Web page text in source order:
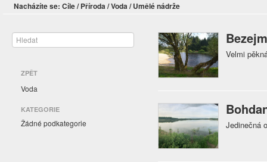
Nacházíte se: Cíle/ Příroda/Voda/ Umělé nádrže
ZPĚT
Voda
KATEGORIE
Žádné podkategorie
Velmi
Jedinečná